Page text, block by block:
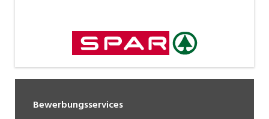
Bewerbungsservices